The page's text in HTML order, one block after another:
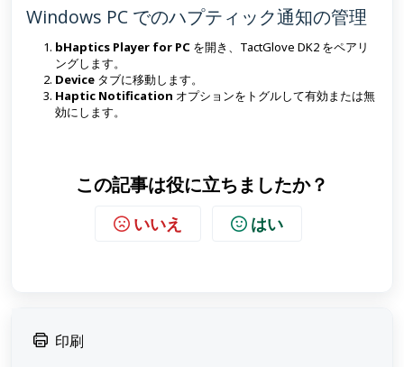
Windows PC でのハプティック通知の管理
bHaptics Player for PC を開き、TactGlove DK2 をペアリ
ングします。
Device タブに移動します。
Haptic Notification オプションをトグルして有効または無
効にします。
この記事は役に立ちましたか？
いいえ はい
印刷